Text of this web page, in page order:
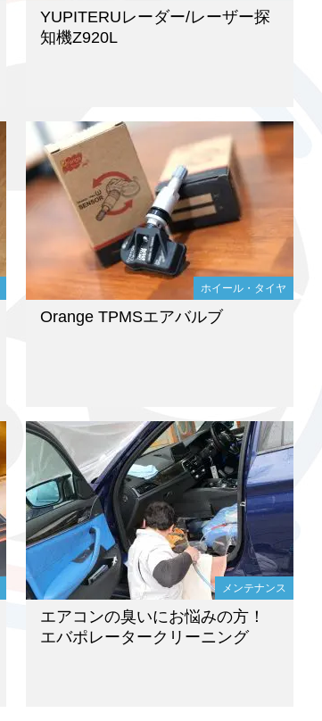
YUPITERUレーダー/レーザー探
知機Z920L
ホイール・タイヤ
Orange TPMSエアバルブ
メンテナンス
エアコンの臭いにお悩みの方！
エバポレータークリーニング